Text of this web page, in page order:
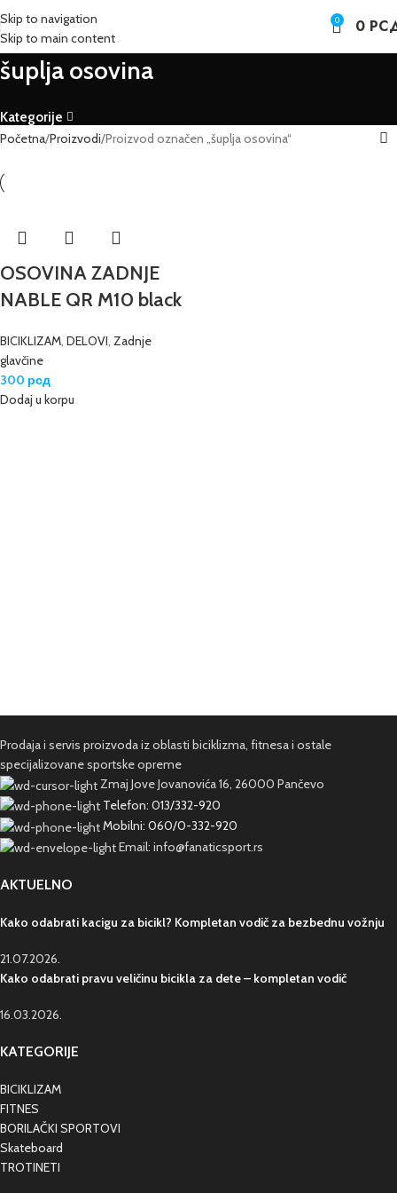
Skip to navigation
Skip to main content
0 0
šuplja osovina
Kategorije
Početna Proizvodi Proizvod označen „šuplja osovina“
OSOVINA ZADNJE
NABLE QR M10 black
BICIKLIZAM, DELOVI, Zadnje
glavčine
300 рсд
Dodaj u korpu
Prodaja i servis proizvoda iz oblasti biciklizma, fitnesa i ostale
specijalizovane sportske opreme
Zmaj Jove Jovanovića 16, 26000 Pančevo
Telefon: 013/332-920
Mobilni: 060/0-332-920
Email: info@fanaticsport.rs
AKTUELNO
Kako odabrati kacigu za bicikl? Kompletan vodič za bezbednu vožnju
21.07.2026.
Kako odabrati pravu veličinu bicikla za dete – kompletan vodič
16.03.2026.
KATEGORIJE
BICIKLIZAM
FITNES
BORILAČKI SPORTOVI
Skateboard
TROTINETI